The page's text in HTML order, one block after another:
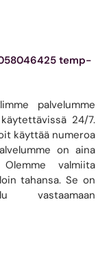
temp-
palvelumme
24/7.
käyttää numeroa
on aina
valmiita
tahansa. Se on
vastaamaan